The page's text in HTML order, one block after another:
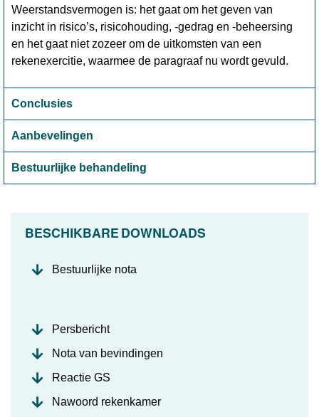
Weerstandsvermogen is: het gaat om het geven van
inzicht in risico’s, risicohouding, -gedrag en -beheersing
en het gaat niet zozeer om de uitkomsten van een
rekenexercitie, waarmee de paragraaf nu wordt gevuld.
Conclusies
Aanbevelingen
Bestuurlijke behandeling
BESCHIKBARE DOWNLOADS
Bestuurlijke nota
Persbericht
Nota van bevindingen
Reactie GS
Nawoord rekenkamer